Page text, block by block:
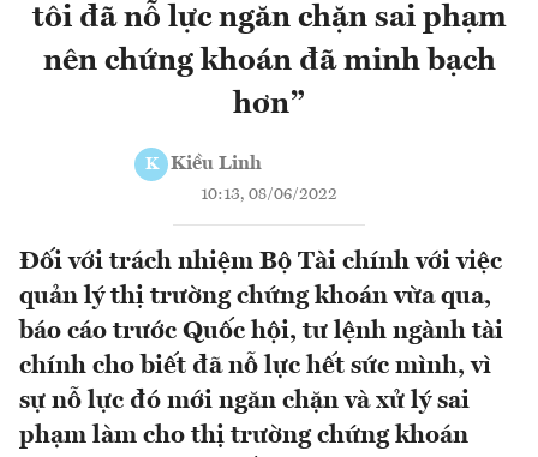
tôi đã nỗ lực ngăn chặn sai phạm
nên chứng khoán đã minh bạch
hơn”
K Kiều Linh
10:13, 08/06/2022
Đối với trách nhiệm Bộ Tài chính với việc
quản lý thị trường chứng khoán vừa qua,
báo cáo trước Quốc hội, tư lệnh ngành tài
chính cho biết đã nỗ lực hết sức mình, vì
sự nỗ lực đó mới ngăn chặn và xử lý sai
phạm làm cho thị trường chứng khoán